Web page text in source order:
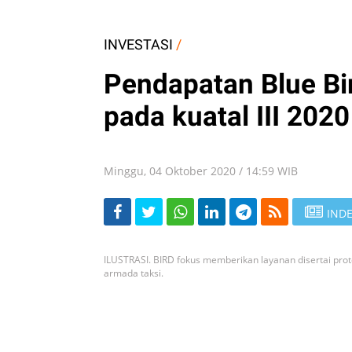
INVESTASI /
Pendapatan Blue
pada kuatal III 2020
Minggu, 04 Oktober 2020 / 14:59 WIB
ILUSTRASI. BIRD fokus memberikan layanan disertai
armada taksi.